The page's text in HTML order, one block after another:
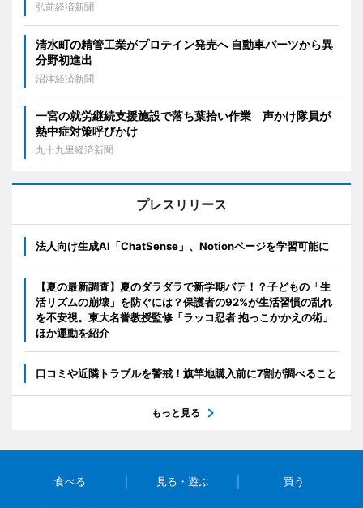
弘前経済新聞
清水町の精管工業がプロテイン発売へ 自動車パーツから異
分野初進出
沼津経済新聞
一宮の就労継続支援施設で落ち葉拾い作業 声かけ隊員が
熱中症対策呼びかけ
九十九里経済新聞
プレスリリース
法人向け生成AI「ChatSense」、Notionページを学習可能に
【夏の最新調査】夏のダラダラで新学期バテ！？子どもの「生
活リズムの崩壊」を防ぐには？保護者の92%が生活習慣の乱れ
を不安視。東大名誉教授監修「ラッコ忍者 抱っこかかえの術」
ほか運動を紹介
口コミや近隣トラブルを警戒！旗竿地購入前に7割が調べること
もっと見る
食べる 見る・遊ぶ 買う